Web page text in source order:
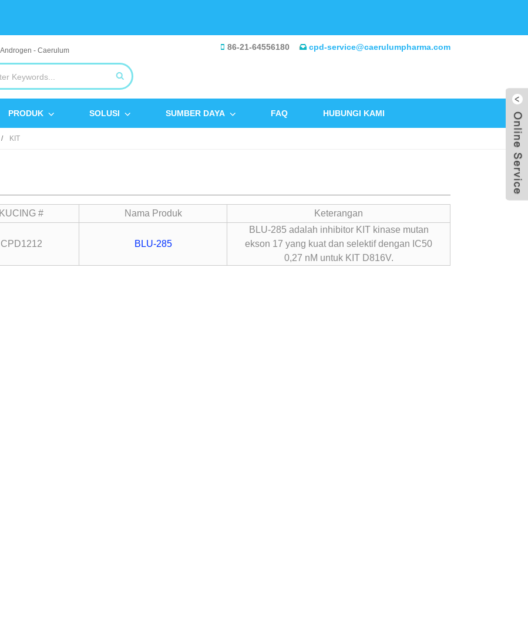
86-21-64556180 cpd-service@caerulumpharma.com
PRODUK SOLUSI SUMBER DAYA FAQ HUBUNGI KAMI
KIT
KUCING # Nama Produk Keterangan
CPD1212 BLU-285
BLU-285 adalah inhibitor KIT kinase mutan
ekson 17 yang kuat dan selektif dengan IC50
0,27 nM untuk KIT D816V.